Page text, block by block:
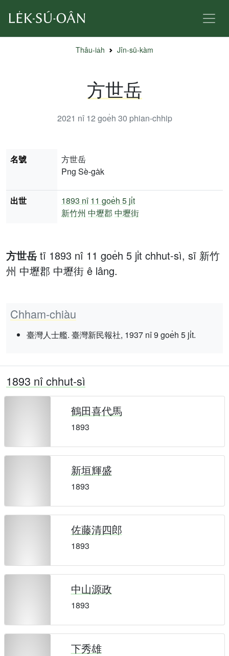
Thâu-ia̍h Jîn-sū-kàm
方世岳
2021 nî 12 goe̍h 30 phian-chhip
方世岳 tī 1893 nî 11 goe̍h 5 ji̍t chhut-sì, sī 新竹
州 中壢郡 中壢街 ê lâng.
Chham-chiàu
臺灣人士艦. 臺灣新民報社, 1937 nî 9 goe̍h 5 ji̍t.
名號
方世岳
Png Sè-ga̍k
出世 1893 nî 11 goe̍h 5 ji̍t
新竹州 中壢郡 中壢街
1893 nî chhut-sì
鶴田喜代馬
1893
新垣輝盛
1893
佐藤清四郎
1893
中山源政
1893
下秀雄